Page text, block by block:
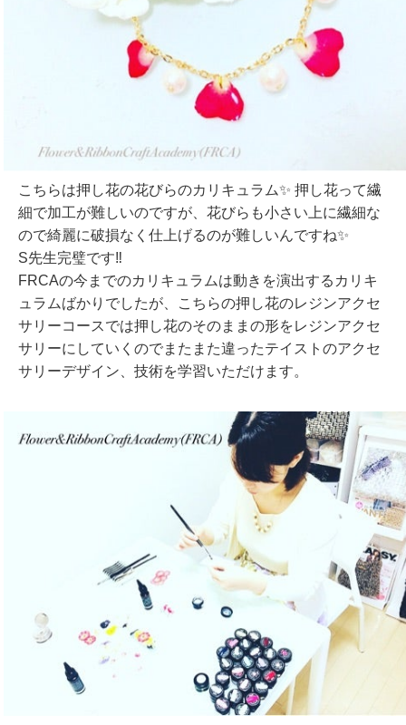
こちらは押し花の花びらのカリキュラム✨ 押し花って繊
細で加工が難しいのですが、花びらも小さい上に繊細な
ので綺麗に破損なく仕上げるのが難しいんですね✨
S先生完璧です‼️
FRCAの今までのカリキュラムは動きを演出するカリキ
ュラムばかりでしたが、こちらの押し花のレジンアクセ
サリーコースでは押し花のそのままの形をレジンアクセ
サリーにしていくのでまたまた違ったテイストのアクセ
サリーデザイン、技術を学習いただけます。